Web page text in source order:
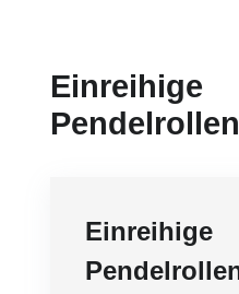
Einreihige
Einreihige